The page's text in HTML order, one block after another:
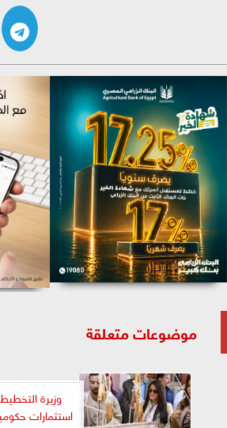
موضوعات متعلقة
استثمارات